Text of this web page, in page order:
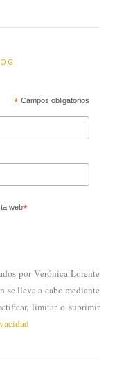
*Campos obligatorios
web*
por Verónica Lorente
se lleva a cabo mediante
limitar o suprimir